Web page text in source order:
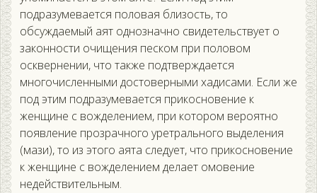
подразумевается половая близость, то
обсуждаемый аят однозначно свидетельствует о
законности очищения песком при половом
осквернении, что также подтверждается
многочисленными достоверными хадисами. Если же
под этим подразумевается прикосновение к
женщине с вожделением, при котором вероятно
появление прозрачного уретрального выделения
(мази), то из этого аята следует, что прикосновение
к женщине с вожделением делает омовение
недействительным.